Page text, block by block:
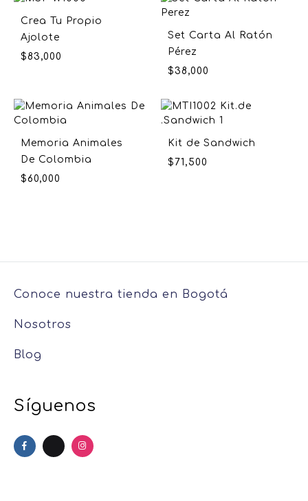
Crea Tu Propio
Ajolote
$83,000
Set Carta Al Ratón
Pérez
$38,000
Memoria Animales
De Colombia
$60,000
Kit de Sandwich
$ 71,500
Conoce nuestra tienda en Bogotá
Nosotros
Blog
Síguenos